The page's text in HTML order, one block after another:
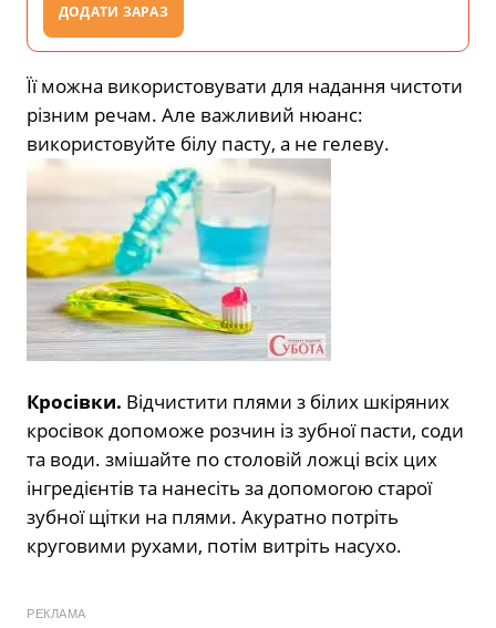
ДОДАТИ ЗАРАЗ
Її можна використовувати для надання чистоти
різним речам. Але важливий нюанс:
використовуйте білу пасту, а не гелеву.
Кросівки. Відчистити плями з білих шкіряних
кросівок допоможе розчин із зубної пасти, соди
та води. змішайте по столовій ложці всіх цих
інгредієнтів та нанесіть за допомогою старої
зубної щітки на плями. Акуратно потріть
круговими рухами, потім витріть насухо.
РЕКЛАМА